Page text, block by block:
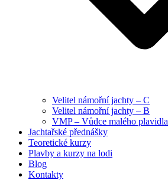
Velitel námořní jachty – C
Velitel námořní jachty – B
VMP – Vůdce malého plavidla
Jachtařské přednášky
Teoretické kurzy
Plavby a kurzy na lodi
Blog
Kontakty